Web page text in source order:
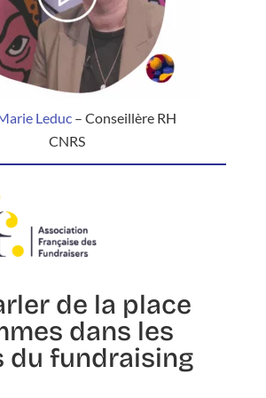
Leduc– Conseillère RH
CNRS
de la place
dans les
du fundraising